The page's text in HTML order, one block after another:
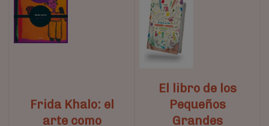
Frida Khalo: el
arte como
El libro de los
Pequeños
Grandes